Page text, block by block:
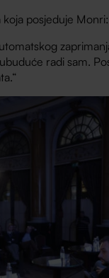
koja posjeduje Monri:
radi sam.